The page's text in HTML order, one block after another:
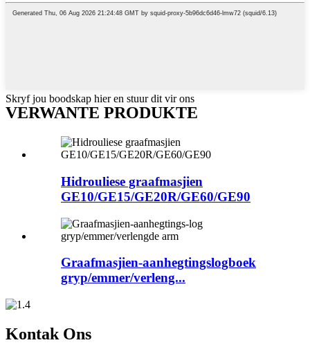
Skryf jou boodskap hier en stuur dit vir ons
VERWANTE PRODUKTE
Hidrouliese graafmasjien
GE10/GE15/GE20R/GE60/GE90
Graafmasjien-aanhegtingslogboek
gryp/emmer/verleng...
Kontak Ons